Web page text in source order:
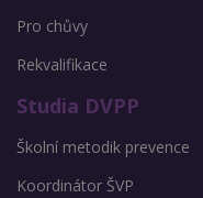
Pro chůvy
Rekvalifikace
Studia DVPP
Školní metodik prevence
Koordinátor ŠVP